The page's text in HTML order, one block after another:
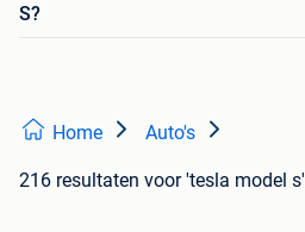
S?
Home Auto's
216 resultaten voor 'tesla model s'